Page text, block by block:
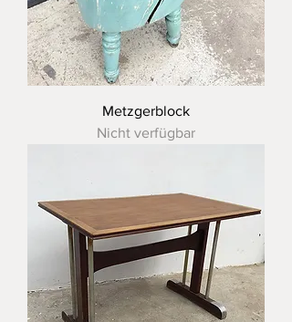
Metzgerblock
Nicht verfügbar